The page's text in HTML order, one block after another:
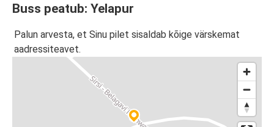
Buss peatub: Yelapur
Palun arvesta, et Sinu pilet sisaldab kõige värskemat
aadressiteavet.